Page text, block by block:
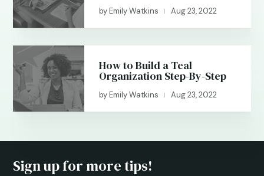
byEmily Watkins | Aug 23, 2022
How to Build a Teal
Organization Step-By-Step
byEmily Watkins | Aug 23, 2022
Sign up for more tips!